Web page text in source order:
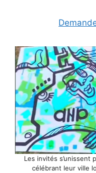
Les invités s’unissent
célébrant leur ville